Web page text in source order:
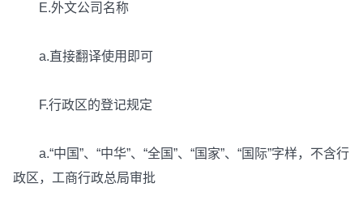
E.外文公司名称
a.直接翻译使用即可
F.行政区的登记规定
a.“中国”、“中华”、“全国”、“国家”、“国际”字样，不含行
政区，工商行政总局审批